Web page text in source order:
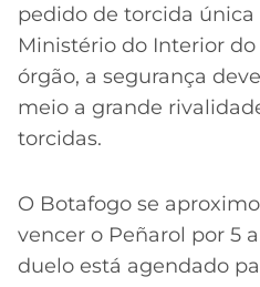
pedido de torcida
Ministério do Interior
órgão, a segurança
meio a grande
torcidas.
O Botafogo se
vencer o Peñarol por 5
duelo está agendado